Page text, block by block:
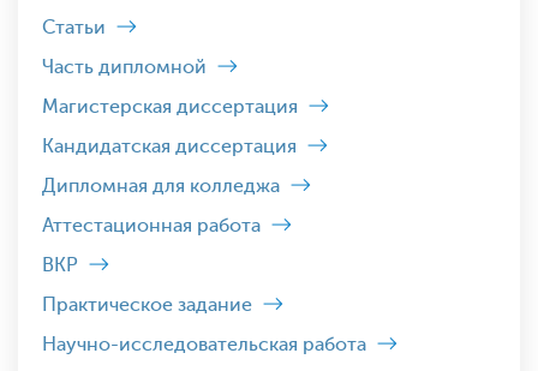
Статьи
Часть дипломной
Магистерская диссертация
Кандидатская диссертация
Дипломная для колледжа
Аттестационная работа
ВКР
Практическое задание
Научно-исследовательская работа